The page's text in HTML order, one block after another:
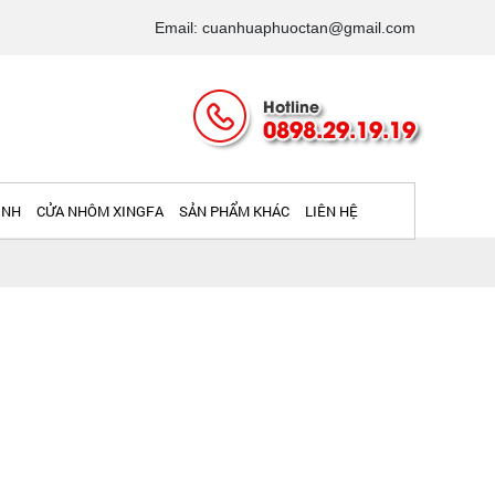
Email: cuanhuaphuoctan@gmail.com
Hotline
0898.29.19.19
CỬA NHÔM XINGFA SẢN PHẨM KHÁC LIÊN HỆ